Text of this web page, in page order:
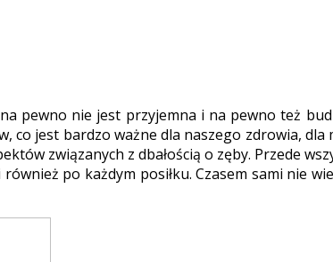
pewno nie jest przyjemna i na pewno też
co jest bardzo ważne dla naszego zdrowia,
związanych z dbałością o zęby. Przede
po każdym posiłku. Czasem sami nie